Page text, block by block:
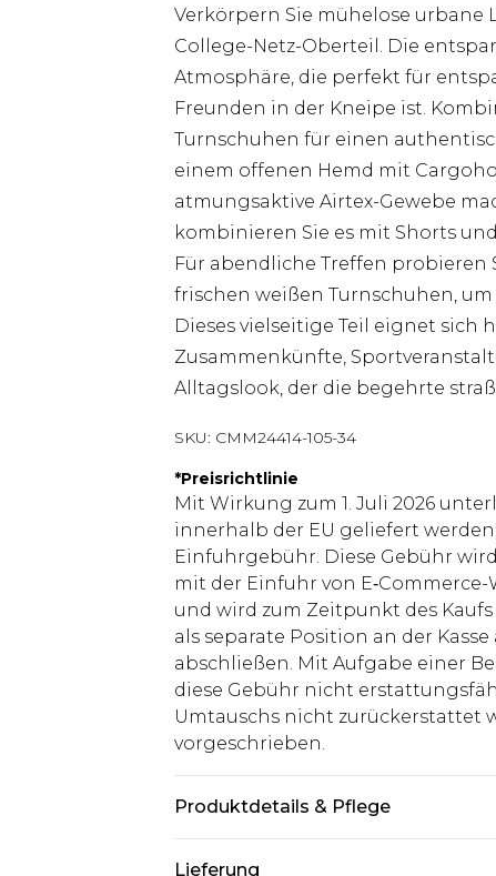
Verkörpern Sie mühelose
College-Netz-Oberteil. Die
Atmosphäre, die perfekt für
Freunden in der Kneipe ist.
Turnschuhen für einen
einem offenen Hemd mit
atmungsaktive Airtex-Gewebe
kombinieren Sie es mit Shorts
Für abendliche Treffen probieren
frischen weißen Turnschuhen,
Dieses vielseitige Teil eignet sich
Zusammenkünfte,
Alltagslook, der die begehrte
SKU: CMM24414-105-34
*Preisrichtlinie
Mit Wirkung zum 1. Juli 2026
innerhalb der EU geliefert
Einfuhrgebühr. Diese Gebühr
mit der Einfuhr von
und wird zum Zeitpunkt des
als separate Position an der
abschließen. Mit Aufgabe einer
diese Gebühr nicht
Umtauschs nicht zurückerstattet
vorgeschrieben.
Produktdetails & Pflege
Lieferung